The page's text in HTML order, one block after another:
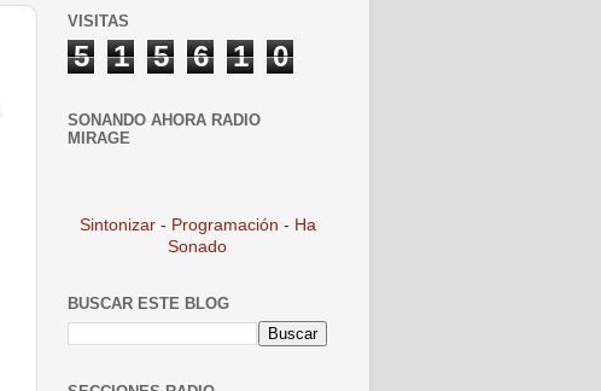
VISITAS
5 1 5 6 1 0
SONANDO AHORA RADIO
MIRAGE
Sintonizar - Programación - Ha
Sonado
BUSCAR ESTE BLOG